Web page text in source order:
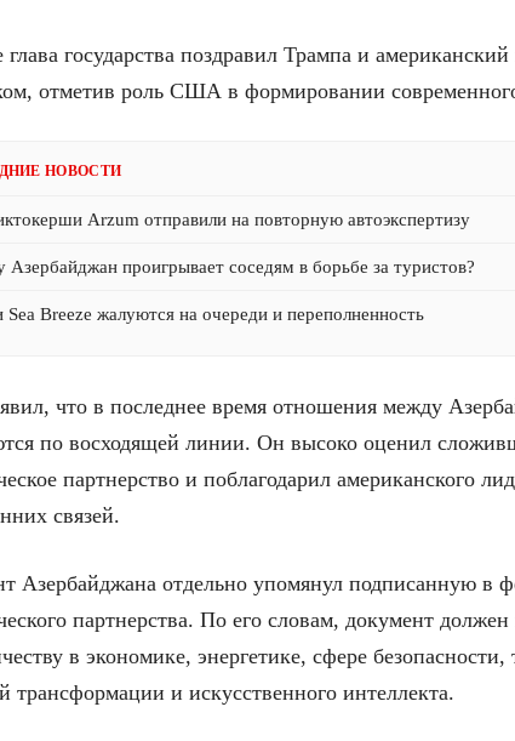
государства поздравил Трампа и
отметив роль США в формировании
НОВОСТИ
Arzum отправили на повторную автоэкспертизу
проигрывает соседям в борьбе за туристов?
Breeze жалуются на очереди и переполненность
что в последнее время отношения между
по восходящей линии. Он высоко оценил
партнерство и поблагодарил американского
связей.
Азербайджана отдельно упомянул подписанную в
партнерства. По его словам, документ
в экономике, энергетике, сфере безопасности,
трансформации и искусственного интеллекта.